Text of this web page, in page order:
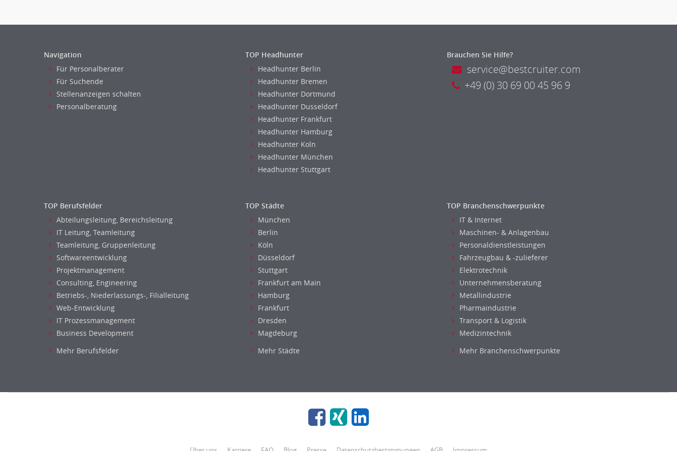
Navigation
Für Personalberater
Für Suchende
Stellenanzeigen schalten
Personalberatung
TOP Headhunter
Headhunter Berlin
Headhunter Bremen
Headhunter Dortmund
Headhunter Dusseldorf
Headhunter Frankfurt
Headhunter Hamburg
Headhunter Koln
Headhunter München
Headhunter Stuttgart
Brauchen Sie Hilfe?
service@bestcruiter.com
+49 (0) 30 69 00 45 96 9
TOP Berufsfelder
Abteilungsleitung, Bereichsleitung
IT Leitung, Teamleitung
Teamleitung, Gruppenleitung
Softwareentwicklung
Projektmanagement
Consulting, Engineering
Betriebs-, Niederlassungs-, Filialleitung
Web-Entwicklung
IT Prozessmanagement
Business Development
Mehr Berufsfelder
TOP Städte
München
Berlin
Köln
Düsseldorf
Stuttgart
Frankfurt am Main
Hamburg
Frankfurt
Dresden
Magdeburg
Mehr Städte
TOP Branchenschwerpunkte
IT & Internet
Maschinen- & Anlagenbau
Personaldienstleistungen
Fahrzeugbau & -zulieferer
Elektrotechnik
Unternehmensberatung
Metallindustrie
Pharmaindustrie
Transport & Logistik
Medizintechnik
Mehr Branchenschwerpunkte